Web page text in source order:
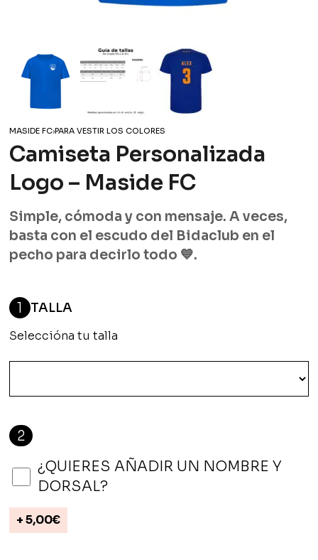
MASIDE FC›PARA VESTIR LOS COLORES
Camiseta Personalizada
Logo – Maside FC
Simple, cómoda y con mensaje. A veces,
basta con el escudo del Bidaclub en el
pecho para decirlo todo 💙.
1 TALLA
Seleccióna tu talla
2
¿QUIERES AÑADIR UN NOMBRE Y
DORSAL?
+5,00€